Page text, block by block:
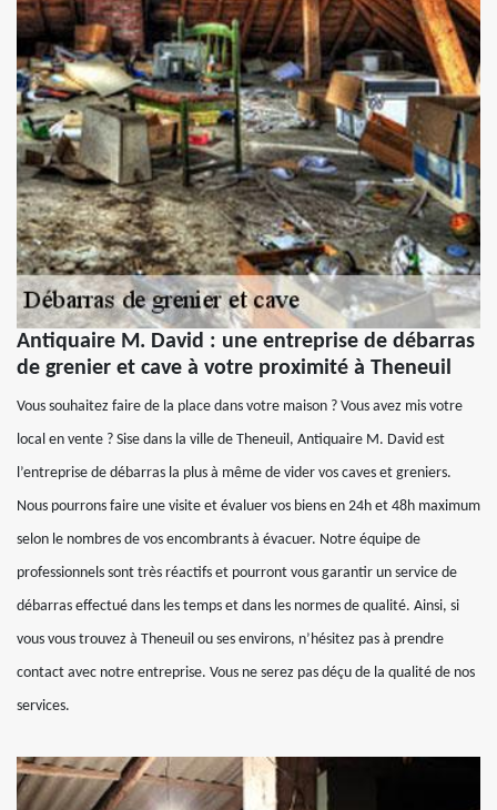
Antiquaire M. David : une entreprise de débarras
de grenier et cave à votre proximité à Theneuil
Vous souhaitez faire de la place dans votre maison ? Vous avez mis votre
local en vente ? Sise dans la ville de Theneuil, Antiquaire M. David est
l’entreprise de débarras la plus à même de vider vos caves et greniers.
Nous pourrons faire une visite et évaluer vos biens en 24h et 48h maximum
selon le nombres de vos encombrants à évacuer. Notre équipe de
professionnels sont très réactifs et pourront vous garantir un service de
débarras effectué dans les temps et dans les normes de qualité. Ainsi, si
vous vous trouvez à Theneuil ou ses environs, n’hésitez pas à prendre
contact avec notre entreprise. Vous ne serez pas déçu de la qualité de nos
services.